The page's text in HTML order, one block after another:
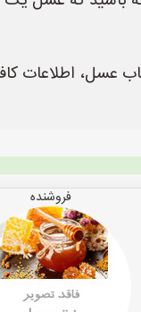
عسل، اطلاعات
فروشنده